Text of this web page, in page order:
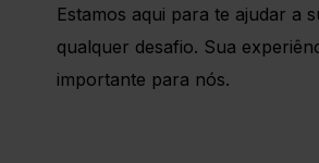
Estamos aqui para te ajudar a
qualquer desafio. Sua
importante para nós.